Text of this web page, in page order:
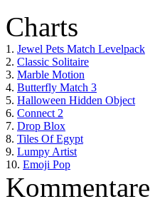
Charts
1. Jewel Pets Match Levelpack
2. Classic Solitaire
3. Marble Motion
4. Butterfly Match 3
5. Halloween Hidden Object
6. Connect 2
7. Drop Blox
8. Tiles Of Egypt
9. Lumpy Artist
10. Emoji Pop
Kommentare